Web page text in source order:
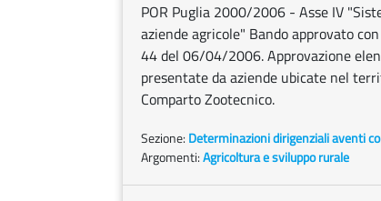
POR Puglia 2000/2006 - Asse IV
aziende agricole" Bando approvato
44 del 06/04/2006. Approvazione
presentate da aziende ubicate nel
Comparto Zootecnico.
Sezione: Determinazioni dirigenziali aventi
Argomenti:Agricoltura e sviluppo rurale